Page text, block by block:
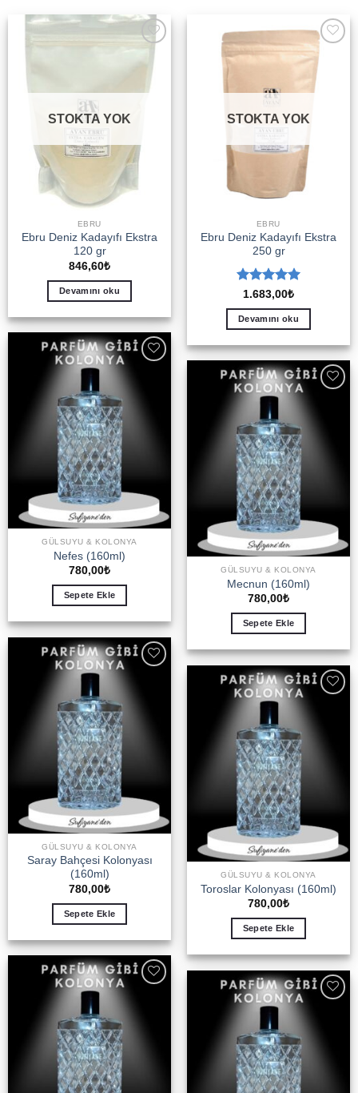
STOKTA YOK
EBRU
Ebru Deniz Kadayıfı Ekstra
120 gr
846,60₺
Devamını oku
wishlist
STOKTA YOK
EBRU
Ebru Deniz Kadayıfı Ekstra
250 gr
5 üzerinden
5oy aldı
1.683,00₺
Devamını oku
GÜLSUYU & KOLONYA
Nefes (160ml)
780,00₺
Sepete Ekle
GÜLSUYU & KOLONYA
Mecnun (160ml)
780,00₺
Sepete Ekle
GÜLSUYU & KOLONYA
Saray Bahçesi Kolonyası
(160ml)
780,00₺
Sepete Ekle
GÜLSUYU & KOLONYA
Toroslar Kolonyası (160ml)
780,00₺
Sepete Ekle